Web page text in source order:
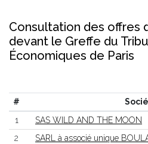
Consultation des offres
devant le Greffe du
Économiques de Paris
#
1
SAS WILD AND THE MOON
2
SARL à associé unique